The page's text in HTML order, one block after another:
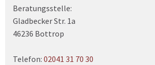
Beratungsstelle:
Gladbecker Str. 1a
46236 Bottrop
Telefon: 02041 31 70 30